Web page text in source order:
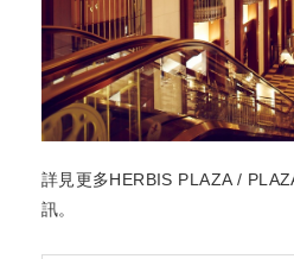
詳見更多HERBIS PLAZA /
訊。